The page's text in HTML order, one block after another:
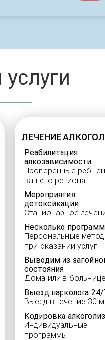
ЛЕЧЕНИЕ
Реабилитация
алкозависимости
Проверенные
вашего региона
Мероприятия
детоксикации
Стационарное
Несколько программ
Персональные
при оказании услуг
Выводим из
состояния
Дома или в больнице
Выезд нарколога 24/
Выезд в течение 30
Кодировка
Индивидуальные
программы